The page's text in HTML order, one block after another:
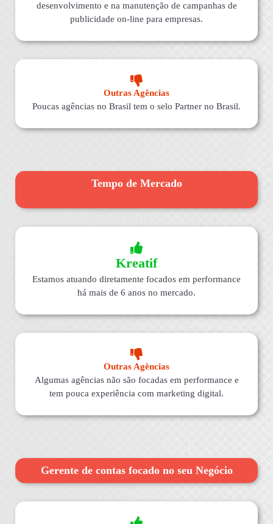
desenvolvimento e na manutenção de campanhas de
publicidade on-line para empresas.
Outras Agências
Poucas agências no Brasil tem o selo Partner no Brasil.
Tempo de Mercado
Kreatif
Estamos atuando diretamente focados em performance
há mais de 6 anos no mercado.
Outras Agências
Algumas agências não são focadas em performance e
tem pouca experiência com marketing digital.
Gerente de contas focado no seu Negócio